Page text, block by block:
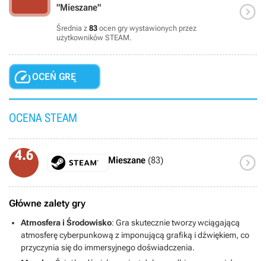
"Mieszane"
Średnia z 83 ocen gry wystawionych przez
użytkowników STEAM.

OCEŃ GRĘ
OCENA STEAM
4.6 Mieszane (83) 
Główne zalety gry
Atmosfera i Środowisko: Gra skutecznie tworzy wciągającą
atmosferę cyberpunkową z imponującą grafiką i dźwiękiem, co
przyczynia się do immersyjnego doświadczenia.